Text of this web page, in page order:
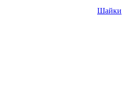
Шайки